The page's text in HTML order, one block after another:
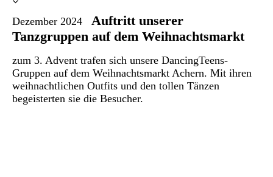
Dezember 2024 Auftritt unserer
Tanzgruppen auf dem Weihnachtsmarkt
zum 3. Advent trafen sich unsere DancingTeens-
Gruppen auf dem Weihnachtsmarkt Achern. Mit ihren
weihnachtlichen Outfits und den tollen Tänzen
begeisterten sie die Besucher.